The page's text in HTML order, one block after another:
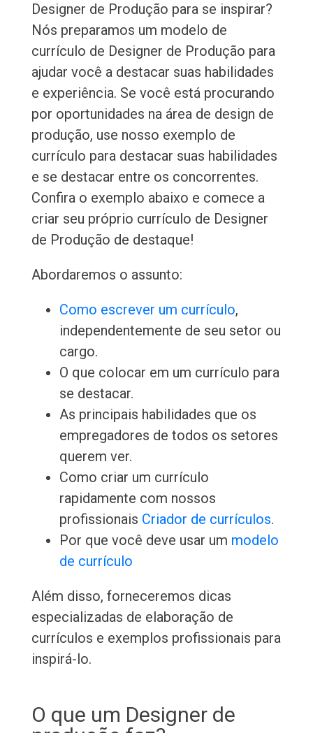
Designer de Produção para se inspirar?
Nós preparamos um modelo de
currículo de Designer de Produção para
ajudar você a destacar suas habilidades
e experiência. Se você está procurando
por oportunidades na área de design de
produção, use nosso exemplo de
currículo para destacar suas habilidades
e se destacar entre os concorrentes.
Confira o exemplo abaixo e comece a
criar seu próprio currículo de Designer
de Produção de destaque!
Abordaremos o assunto:
Como escrever um currículo,
independentemente de seu setor ou
cargo.
O que colocar em um currículo para
se destacar.
As principais habilidades que os
empregadores de todos os setores
querem ver.
Como criar um currículo
rapidamente com nossos
profissionais Criador de currículos.
Por que você deve usar um modelo
de currículo
Além disso, forneceremos dicas
especializadas de elaboração de
currículos e exemplos profissionais para
inspirá-lo.
O que um Designer de